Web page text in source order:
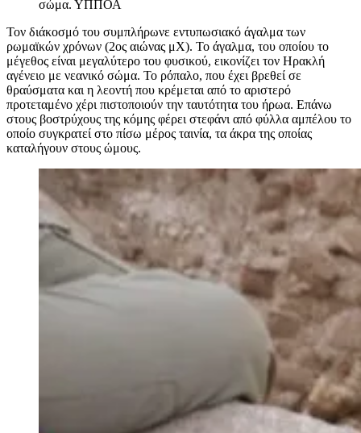
σώμα. ΥΠΠΟΑ
Τον διάκοσμό του συμπλήρωνε εντυπωσιακό άγαλμα των
ρωμαϊκών χρόνων (2ος αιώνας μΧ). Το άγαλμα, του οποίου το
μέγεθος είναι μεγαλύτερο του φυσικού, εικονίζει τον Ηρακλή
αγένειο με νεανικό σώμα. Το ρόπαλο, που έχει βρεθεί σε
θραύσματα και η λεοντή που κρέμεται από το αριστερό
προτεταμένο χέρι πιστοποιούν την ταυτότητα του ήρωα. Επάνω
στους βοστρύχους της κόμης φέρει στεφάνι από φύλλα αμπέλου το
οποίο συγκρατεί στο πίσω μέρος ταινία, τα άκρα της οποίας
καταλήγουν στους ώμους.